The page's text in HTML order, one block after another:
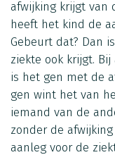
afwijking krijgt van
heeft het kind de
Gebeurt dat? Dan
ziekte ook krijgt.
is het gen met de
gen wint het van
iemand van de
zonder de
aanleg voor de